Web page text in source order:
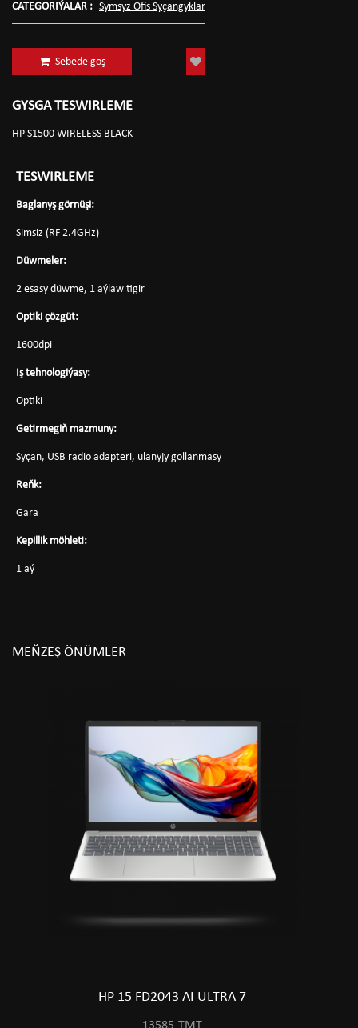
CATEGORIÝALAR : Symsyz Ofis Syçangyklar
Sebede goş
GYSGA TESWIRLEME
HP S1500 WIRELESS BLACK
TESWIRLEME
Baglanyş görnüşi:
Simsiz (RF 2.4GHz)
Düwmeler:
2 esasy düwme, 1 aýlaw tigir
Optiki çözgüt:
1600dpi
Iş tehnologiýasy:
Optiki
Getirmegiň mazmuny:
Syçan, USB radio adapteri, ulanyjy gollanmasy
Reňk:
Gara
Kepillik möhleti:
1 aý
MEŇZEŞ ÖNÜMLER
HP 15 FD2043 AI ULTRA 7